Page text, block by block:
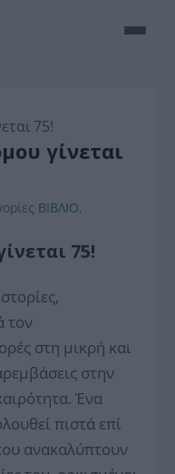
γίνεται
BIBΛIO,
75!
τον
στη μικρή και
στην
Ένα
πιστά επί
ανακαλύπτουν